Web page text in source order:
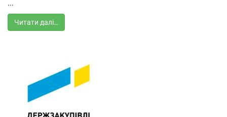
...
Читати далі…